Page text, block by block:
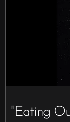
"Eating